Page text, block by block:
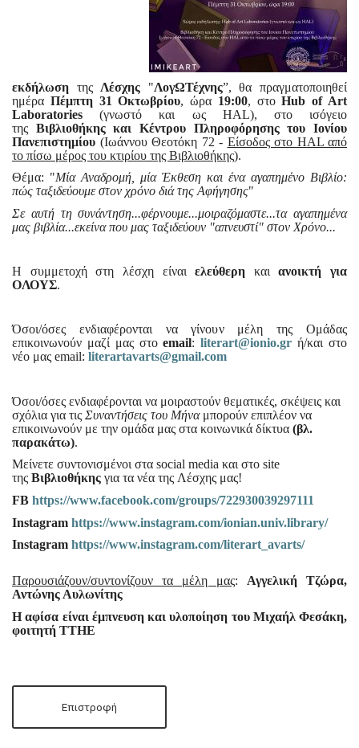
εκδήλωση της Λέσχης "ΛογΩΤέχνης”, θα πραγματοποιηθεί
ημέρα Πέμπτη 31 Οκτωβρίου, ώρα 19:00, στοHub of Art
Laboratories (γνωστό και ως HAL), στο ισόγειο
της Βιβλιοθήκης και Κέντρου Πληροφόρησης του Ιονίου
Πανεπιστημίου (Ιωάννου Θεοτόκη 72 - Είσοδος στο HAL από
το πίσω μέρος του κτιρίου της Βιβλιοθήκης).
Θέμα: "Μία Αναδρομή, μία Έκθεση και ένα αγαπημένο Βιβλίο:
πώς ταξιδεύουμε στον χρόνο διά της Αφήγησης"
Σε αυτή τη συνάντηση...φέρνουμε...μοιραζόμαστε...τα αγαπημένα
μας βιβλία...εκείνα που μας ταξιδεύουν "απνευστί" στον Χρόνο...
Η συμμετοχή στη λέσχη είναιελεύθερη καιανοικτή για
OΛΟΥΣ.
Όσοι/όσες ενδιαφέρονται να γίνουν μέλη της Ομάδας
επικοινωνούν μαζί μας στοemail:literart@ionio.gr ή/και στο
νέο μας email: literartavarts@gmail.com
Όσοι/όσες ενδιαφέρονται να μοιραστούν θεματικές, σκέψεις και
σχόλια για τις Συναντήσεις του Μήναμπορούν επιπλέον να
επικοινωνούν με την ομάδα μας στα κοινωνικά δίκτυα (βλ.
παρακάτω).
Μείνετε συντονισμένοι στα social media και στο site
της Βιβλιοθήκης για τα νέα της Λέσχης μας!
FB https://www.facebook.com/groups/722930039297111
Instagram https://www.instagram.com/ionian.univ.library/
Instagram https://www.instagram.com/literart_avarts/
Παρουσιάζουν/συντονίζουν τα μέλη μας: Αγγελική Τζώρα,
Αντώνης Αυλωνίτης
Η αφίσα είναι έμπνευση και υλοποίηση του Μιχαήλ Φεσάκη,
φοιτητή ΤΤΗΕ
Επιστροφή